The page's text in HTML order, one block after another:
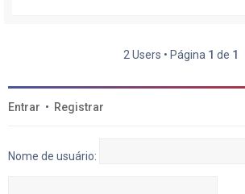
2 Users • Página 1 de 1
Entrar • Registrar
Nome de usuário: